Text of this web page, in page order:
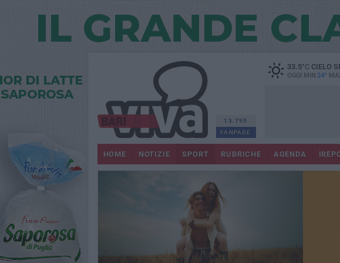
13.795
FANPAGE
33.5°CCIELO
OGGI MIN 24°
HOME NOTIZIE SPORT RUBRICHE AGENDA